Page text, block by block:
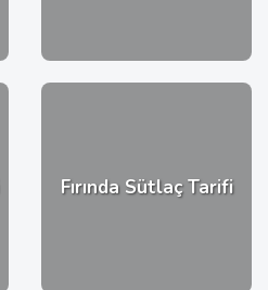
Fırında Sütlaç Tarifi